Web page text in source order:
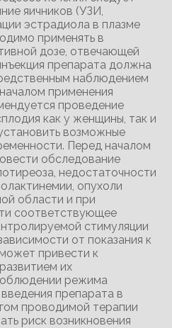
яичников (УЗИ,
эстрадиола в плазме
применять в
дозе, отвечающей
препарата должна
наблюдением
применения
проведение
как у женщины, так и
возможные
Перед началом
обследование
недостаточности
опухоли
области и при
соответствующее
стимуляции
от показания к
привести к
их
режима
препарата в
проводимой терапии
риск возникновения